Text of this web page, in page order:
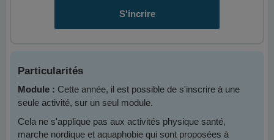
S'incrire
Particularités
Module : Cette année, il est possible de s'inscrire à une
seule activité, sur un seul module.
Cela ne s'applique pas aux activités physique santé,
marche nordique et aquaphobie qui sont proposées à